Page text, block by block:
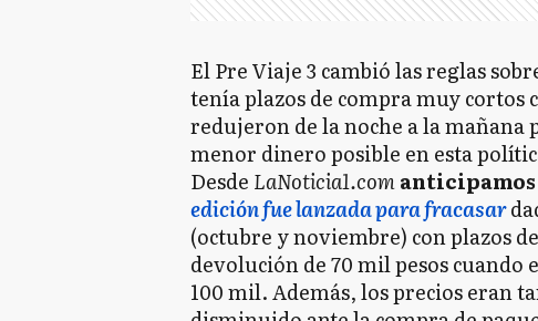
El Pre Viaje 3 cambió las reglas
tenía plazos de compra muy cortos
redujeron de la noche a la mañana
menor dinero posible en esta
Desde LaNoticia1.comanticipamos
edición fue lanzada para fracasar
(octubre y noviembre) con plazos
devolución de 70 mil pesos
100 mil. Además, los precios eran